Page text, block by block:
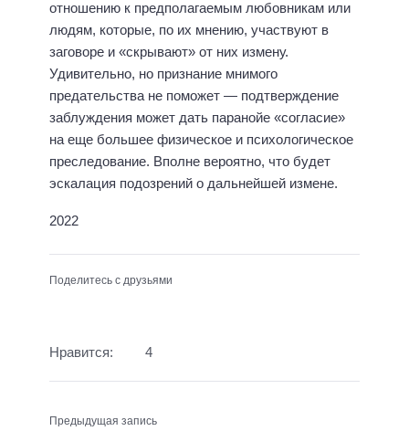
отношению к предполагаемым любовникам или
людям, которые, по их мнению, участвуют в
заговоре и «скрывают» от них измену.
Удивительно, но признание мнимого
предательства не поможет — подтверждение
заблуждения может дать паранойе «согласие»
на еще большее физическое и психологическое
преследование. Вполне вероятно, что будет
эскалация подозрений о дальнейшей измене.
2022
Поделитесь с друзьями
Нравится: 4
Предыдущая запись